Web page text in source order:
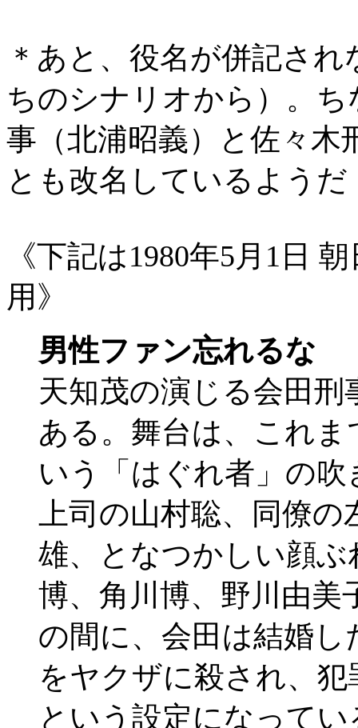
＊あと、役名が併記さ
ちのシナリオから）。
事（北浦昭義）と佐々木
とも改名しているよう
《下記は1980年5月1日
用》
男性ファン忘れるな
天知茂の演じる会田刑
ある。舞台は、これ
いう「はぐれ者」の
上司の山村聡、同僚の
雄、となつかしい顔
博、角川博、野川由美
の間に、会田は結婚
をヤクザに殺され、
という設定になってい